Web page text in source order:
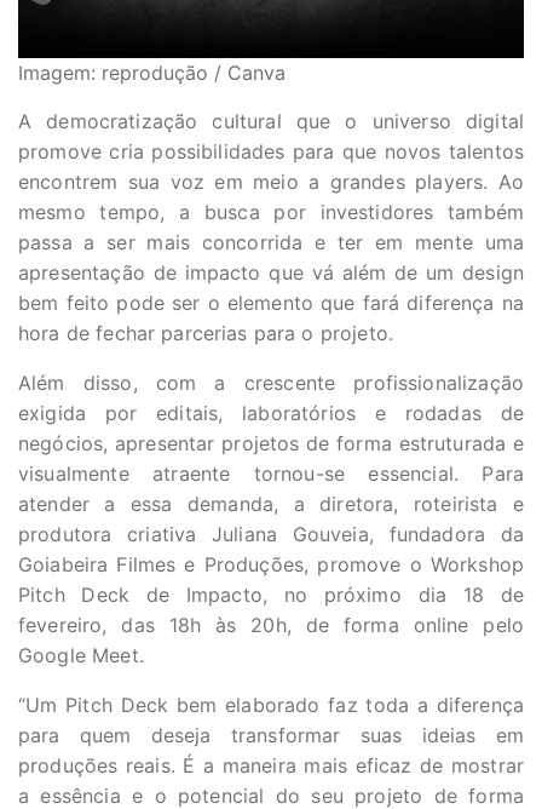
Imagem: reprodução / Canva
A democratização cultural que o universo digital
promove cria possibilidades para que novos talentos
encontrem sua voz em meio a grandes players. Ao
mesmo tempo, a busca por investidores também
passa a ser mais concorrida e ter em mente uma
apresentação de impacto que vá além de um design
bem feito pode ser o elemento que fará diferença na
hora de fechar parcerias para o projeto.
Além disso, com a crescente profissionalização
exigida por editais, laboratórios e rodadas de
negócios, apresentar projetos de forma estruturada e
visualmente atraente tornou-se essencial. Para
atender a essa demanda, a diretora, roteirista e
produtora criativa Juliana Gouveia, fundadora da
Goiabeira Filmes e Produções, promove o Workshop
Pitch Deck de Impacto, no próximo dia 18 de
fevereiro, das 18h às 20h, de forma online pelo
Google Meet.
“Um Pitch Deck bem elaborado faz toda a diferença
para quem deseja transformar suas ideias em
produções reais. É a maneira mais eficaz de mostrar
a essência e o potencial do seu projeto de forma